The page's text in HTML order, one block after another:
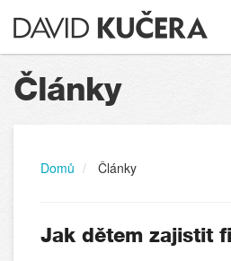
Články
Domů Články
Jak dětem zajistit